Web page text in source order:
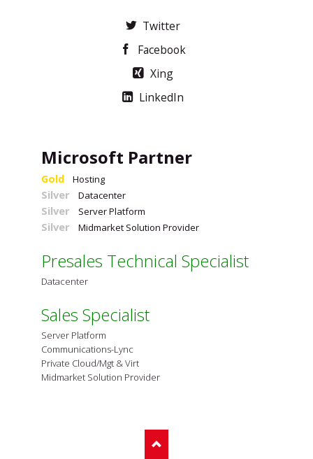
Twitter
Facebook
Xing
LinkedIn
Microsoft Partner
Gold Hosting
Silver Datacenter
Silver Server Platform
Silver Midmarket Solution Provider
Presales Technical Specialist
Datacenter
Sales Specialist
Server Platform
Communications-Lync
Private Cloud/Mgt & Virt
Midmarket Solution Provider